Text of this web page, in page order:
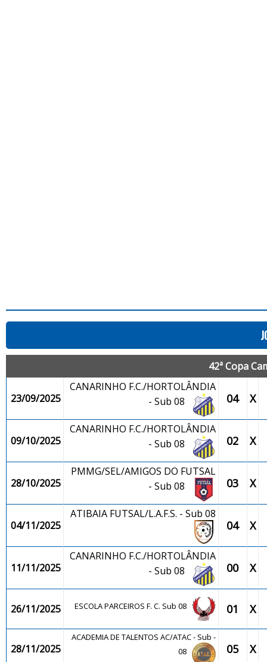
42ª Copa
23/09/2025
CANARINHO F.C./HORTOLÂNDIA
- Sub 08
04 X
09/10/2025
CANARINHO F.C./HORTOLÂNDIA
- Sub 08
02 X
28/10/2025
PMMG/SEL/AMIGOS DO FUTSAL
- Sub 08
03 X
04/11/2025
ATIBAIA FUTSAL/L.A.F.S. - Sub 08
04 X
11/11/2025
CANARINHO F.C./HORTOLÂNDIA
- Sub 08
00 X
26/11/2025 ESCOLA PARCEIROS F. C. Sub 08 01 X
28/11/2025
ACADEMIA DE TALENTOS AC/ATAC - Sub -
08
05 X